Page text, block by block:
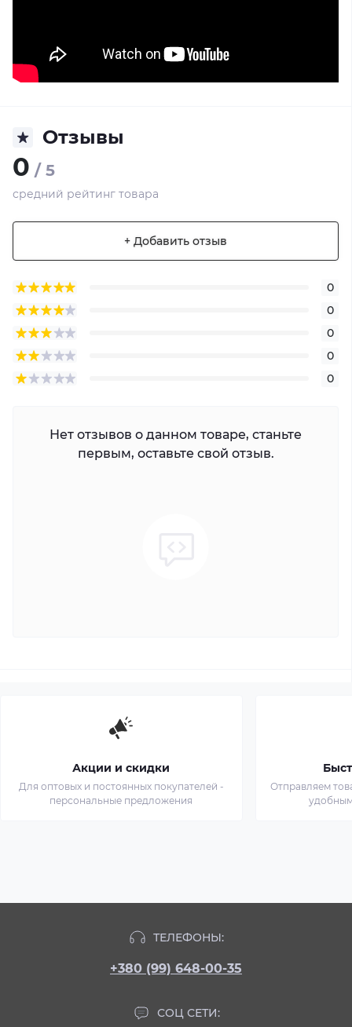
Отзывы
0 / 5
средний рейтинг товара
+ Добавить отзыв
0
0
0
0
0
Нет отзывов о данном товаре, станьте
первым, оставьте свой отзыв.
Акции и скидки
Для оптовых и постоянных покупателей -
персональные предложения
Отправляем
ТЕЛЕФОНЫ:
+380 (99) 648-00-35
СОЦ СЕТИ: